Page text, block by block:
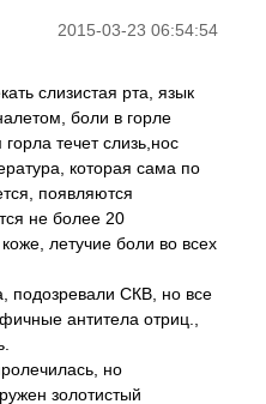
2015-03-23 06:54:54
слизистая рта, язык
боли в горле
течет слизь,нос
которая сама по
появляются
не более 20
летучие боли во всех
подозревали СКВ, но все
антитела отриц.,
но
золотистый